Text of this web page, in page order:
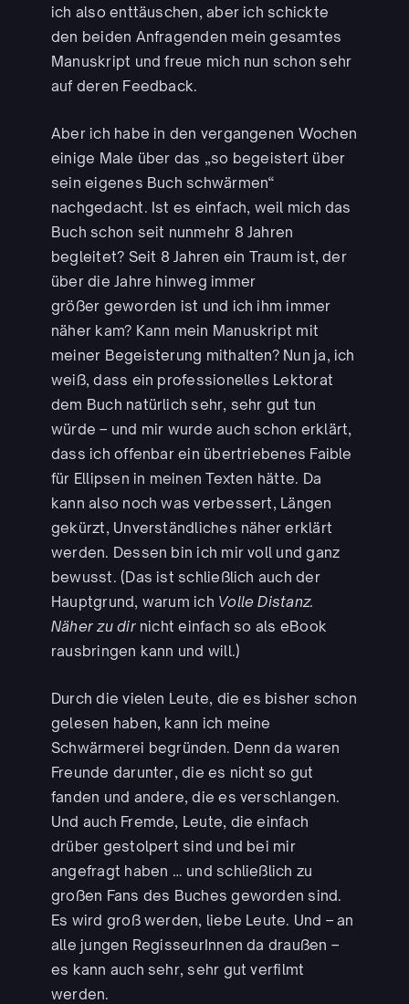
ich also enttäuschen, aber ich schickte
den beiden Anfragenden mein gesamtes
Manuskript und freue mich nun schon sehr
auf deren Feedback.
Aber ich habe in den vergangenen Wochen
einige Male über das „so begeistert über
sein eigenes Buch schwärmen“
nachgedacht. Ist es einfach, weil mich das
Buch schon seit nunmehr 8 Jahren
begleitet? Seit 8 Jahren ein Traum ist, der
über die Jahre hinweg immer
größer geworden ist und ich ihm immer
näher kam? Kann mein Manuskript mit
meiner Begeisterung mithalten? Nun ja, ich
weiß, dass ein professionelles Lektorat
dem Buch natürlich sehr, sehr gut tun
würde – und mir wurde auch schon erklärt,
dass ich offenbar ein übertriebenes Faible
für Ellipsen in meinen Texten hätte. Da
kann also noch was verbessert, Längen
gekürzt, Unverständliches näher erklärt
werden. Dessen bin ich mir voll und ganz
bewusst. (Das ist schließlich auch der
Hauptgrund, warum ich Volle Distanz.
Näher zu dirnicht einfach so als eBook
rausbringen kann und will.)
Durch die vielen Leute, die es bisher schon
gelesen haben, kann ich meine
Schwärmerei begründen. Denn da waren
Freunde darunter, die es nicht so gut
fanden und andere, die es verschlangen.
Und auch Fremde, Leute, die einfach
drüber gestolpert sind und bei mir
angefragt haben … und schließlich zu
großen Fans des Buches geworden sind.
Es wird groß werden, liebe Leute. Und – an
alle jungen RegisseurInnen da draußen –
es kann auch sehr, sehr gut verfilmt
werden.